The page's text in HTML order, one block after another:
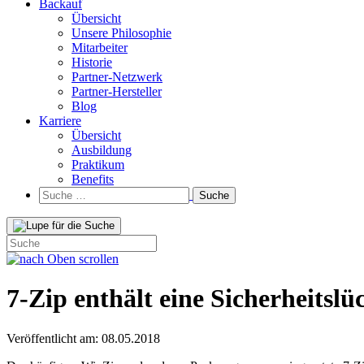
Backauf
Übersicht
Unsere Philosophie
Mitarbeiter
Historie
Partner-Netzwerk
Partner-Hersteller
Blog
Karriere
Übersicht
Ausbildung
Praktikum
Benefits
Suche
nach:
7-Zip enthält eine
Veröffentlicht am: 08.05.2018